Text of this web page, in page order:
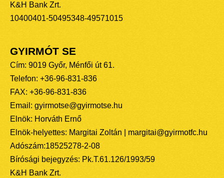
K&H Bank Zrt.
10400401-50495348-49571015
GYIRMÓT SE
Cím: 9019 Győr, Ménfői út 61.
Telefon: +36-96-831-836
FAX: +36-96-831-836
Email: gyirmotse@gyirmotse.hu
Elnök: Horváth Ernő
Elnök-helyettes: Margitai Zoltán | margitai@gyirmotfc.hu
Adószám:18525278-2-08
Bírósági bejegyzés: Pk.T.61.126/1993/59
K&H Bank Zrt.